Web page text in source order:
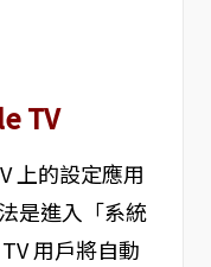
TV
上的設定應用
是進入「系統
用戶將自動